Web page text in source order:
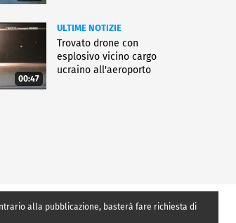
00:47
ULTIME NOTIZIE
Trovato drone con
esplosivo vicino cargo
ucraino all'aeroporto
alla pubblicazione, basterà fare richiesta di